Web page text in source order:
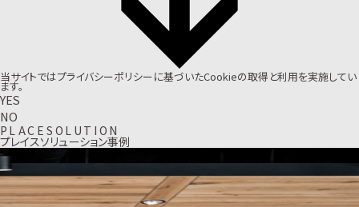
当サイトではプライバシーポリシーに基づいたCookieの取得と利用を実施してい
ます。
YES
NO
P L AC E S O L U T I O N
プレイスソリューション事例